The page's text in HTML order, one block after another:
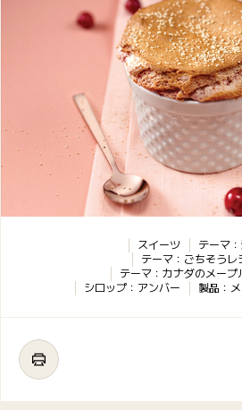
スイーツ
テーマ
テーマ：ごちそうレ
テーマ：カナダのメープ
シロップ：アンバー
製品：